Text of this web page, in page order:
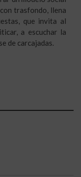
trasfondo, llena
que invita al
a escuchar la
de carcajadas.